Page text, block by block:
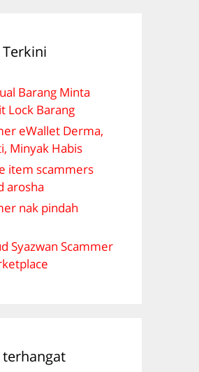
Terkini
Barang Minta
Lock Barang
eWallet Derma,
Minyak Habis
item scammers
arosha
nak pindah
Syazwan Scammer
terhangat